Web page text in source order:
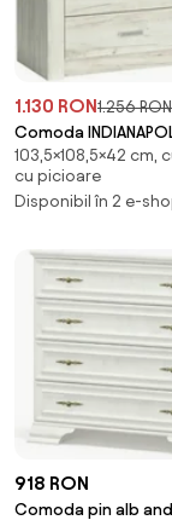
1.130 RON1.256 RON
Comoda
stejar craft alb, PAL
4 sertare,
103,5×108,5×42 cm,
cu picioare
Disponibil în 2 e-
918 RON
Comoda pin alb